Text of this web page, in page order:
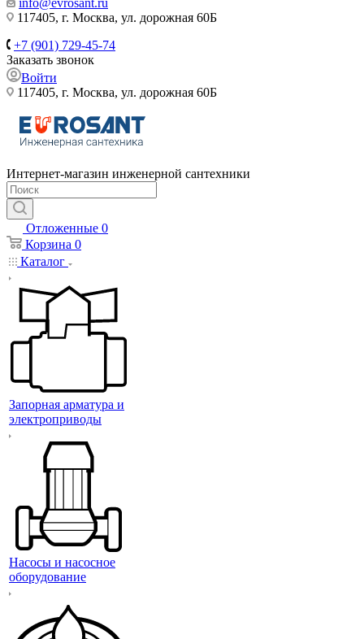
info@evrosant.ru
117405, г. Москва, ул. дорожная 60Б
+7 (901) 729-45-74
Заказать звонок
Войти
117405, г. Москва, ул. дорожная 60Б
Интернет-магазин инженерной сантехники
Отложенные 0
Корзина 0
Каталог
Запорная арматура и
электроприводы
Насосы и насосное
оборудование